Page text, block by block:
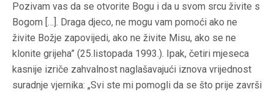
Pozivam vas da se otvorite Bogu i da u svom srcu živite s
Bogom […]. Draga djeco, ne mogu vam pomoći ako ne
živite Božje zapovijedi, ako ne živite Misu, ako se ne
klonite grijeha” (25.listopada 1993.). Ipak, četiri mjeseca
kasnije izriče zahvalnost naglašavajući iznova vrijednost
suradnje vjernika: „Svi ste mi pomogli da se što prije završi